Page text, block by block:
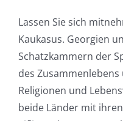
Lassen Sie sich
Kaukasus. Georgien
Schatzkammern der
des
Religionen und
beide Länder mit